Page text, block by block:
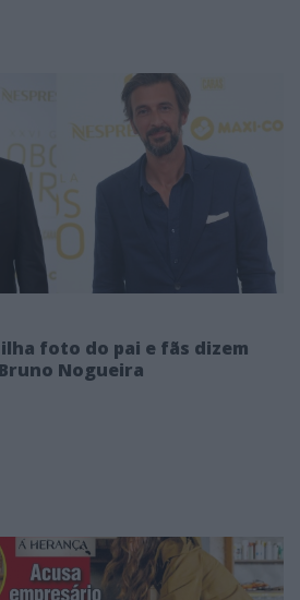
foto do pai e fãs dizem
Nogueira